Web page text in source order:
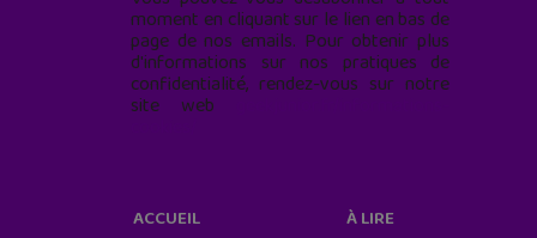
moment en cliquant sur le lien en bas de
page de nos emails. Pour obtenir plus
d'informations sur nos pratiques de
confidentialité, rendez-vous sur notre
site web
ACCUEIL
À LIRE